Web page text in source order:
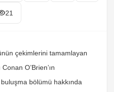
21
çekimlerini tamamlayan
O’Brien’ın
bölümü hakkında